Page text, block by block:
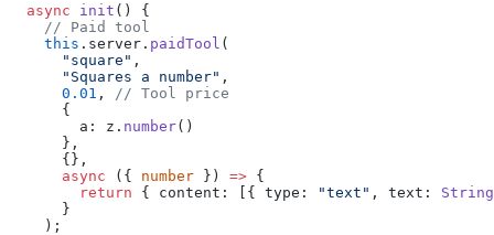
  async
init () {
    // Paid tool
    this
.server. paidTool (
      "square"
,
      "Squares a number"
,
      0.01
,
// Tool price
      {
        a: z.
number()
      },
      {},
      async
({ number }) => {
        return
{ content: [{ type: "text" , text: String
      }
    );